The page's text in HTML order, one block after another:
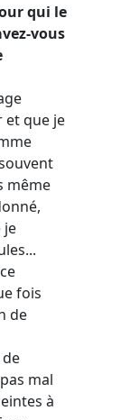
qui le
vous
et que je
même
je
fois
de
mal
à